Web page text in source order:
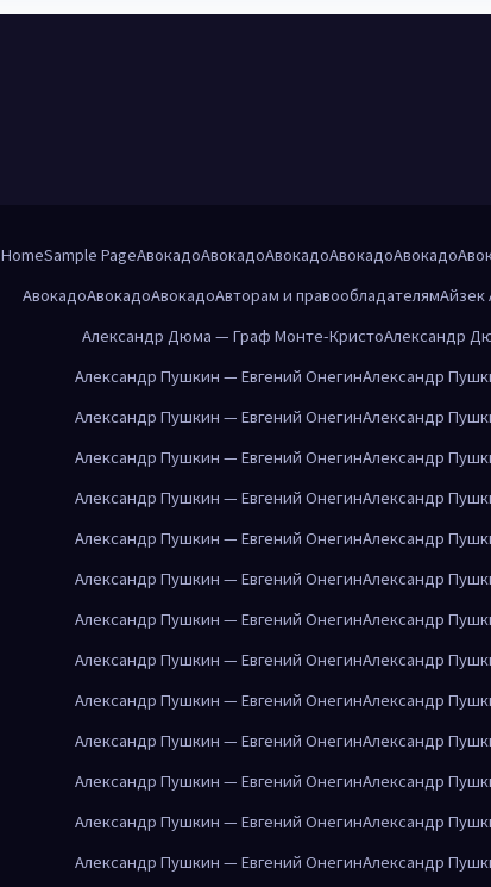
HomeSample PageАвокадоАвокадоАвокадоАвокадоАвокадо
АвокадоАвокадоАвокадоАвторам и правообладателямАйзек
Александр Дюма — Граф Монте-КристоАлександр
Александр Пушкин — Евгений ОнегинАлександр
Александр Пушкин — Евгений ОнегинАлександр
Александр Пушкин — Евгений ОнегинАлександр
Александр Пушкин — Евгений ОнегинАлександр
Александр Пушкин — Евгений ОнегинАлександр
Александр Пушкин — Евгений ОнегинАлександр
Александр Пушкин — Евгений ОнегинАлександр
Александр Пушкин — Евгений ОнегинАлександр
Александр Пушкин — Евгений ОнегинАлександр
Александр Пушкин — Евгений ОнегинАлександр
Александр Пушкин — Евгений ОнегинАлександр
Александр Пушкин — Евгений ОнегинАлександр
Александр Пушкин — Евгений ОнегинАлександр